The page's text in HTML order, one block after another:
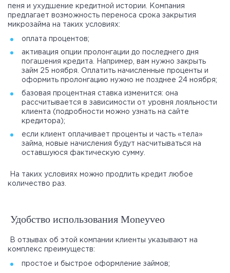
пеня и ухудшение кредитной истории. Компания
предлагает возможность переноса срока закрытия
микрозайма на таких условиях:
оплата процентов;
активация опции пролонгации до последнего дня
погашения кредита. Например, вам нужно закрыть
займ 25 ноября. Оплатить начисленные проценты и
оформить пролонгацию нужно не позднее 24 ноября;
базовая процентная ставка изменится: она
рассчитывается в зависимости от уровня лояльности
клиента (подробности можно узнать на сайте
кредитора);
если клиент оплачивает проценты и часть «тела»
займа, новые начисления будут насчитываться на
оставшуюся фактическую сумму.
На таких условиях можно продлить кредит любое
количество раз.
Удобство использования Moneyveo
В отзывах об этой компании клиенты указывают на
комплекс преимуществ:
простое и быстрое оформление займов;